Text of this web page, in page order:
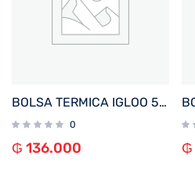
BOLSA TERMICA IGLOO 5 LATAS VERTICAL LUNCH AZUL 64304
0
₲ 136.000 ₲